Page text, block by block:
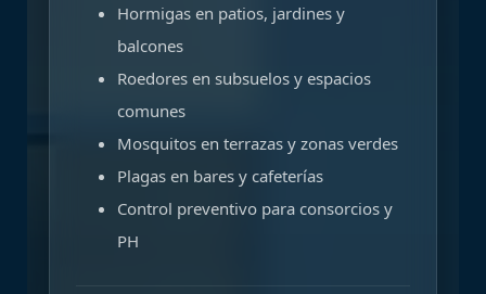
Hormigas en patios, jardines y
balcones
Roedores en subsuelos y espacios
comunes
Mosquitos en terrazas y zonas verdes
Plagas en bares y cafeterías
Control preventivo para consorcios y
PH